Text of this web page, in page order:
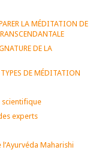
LA MÉDITATION DE
DE LA
DE MÉDITATION
scientifique
experts
Maharishi